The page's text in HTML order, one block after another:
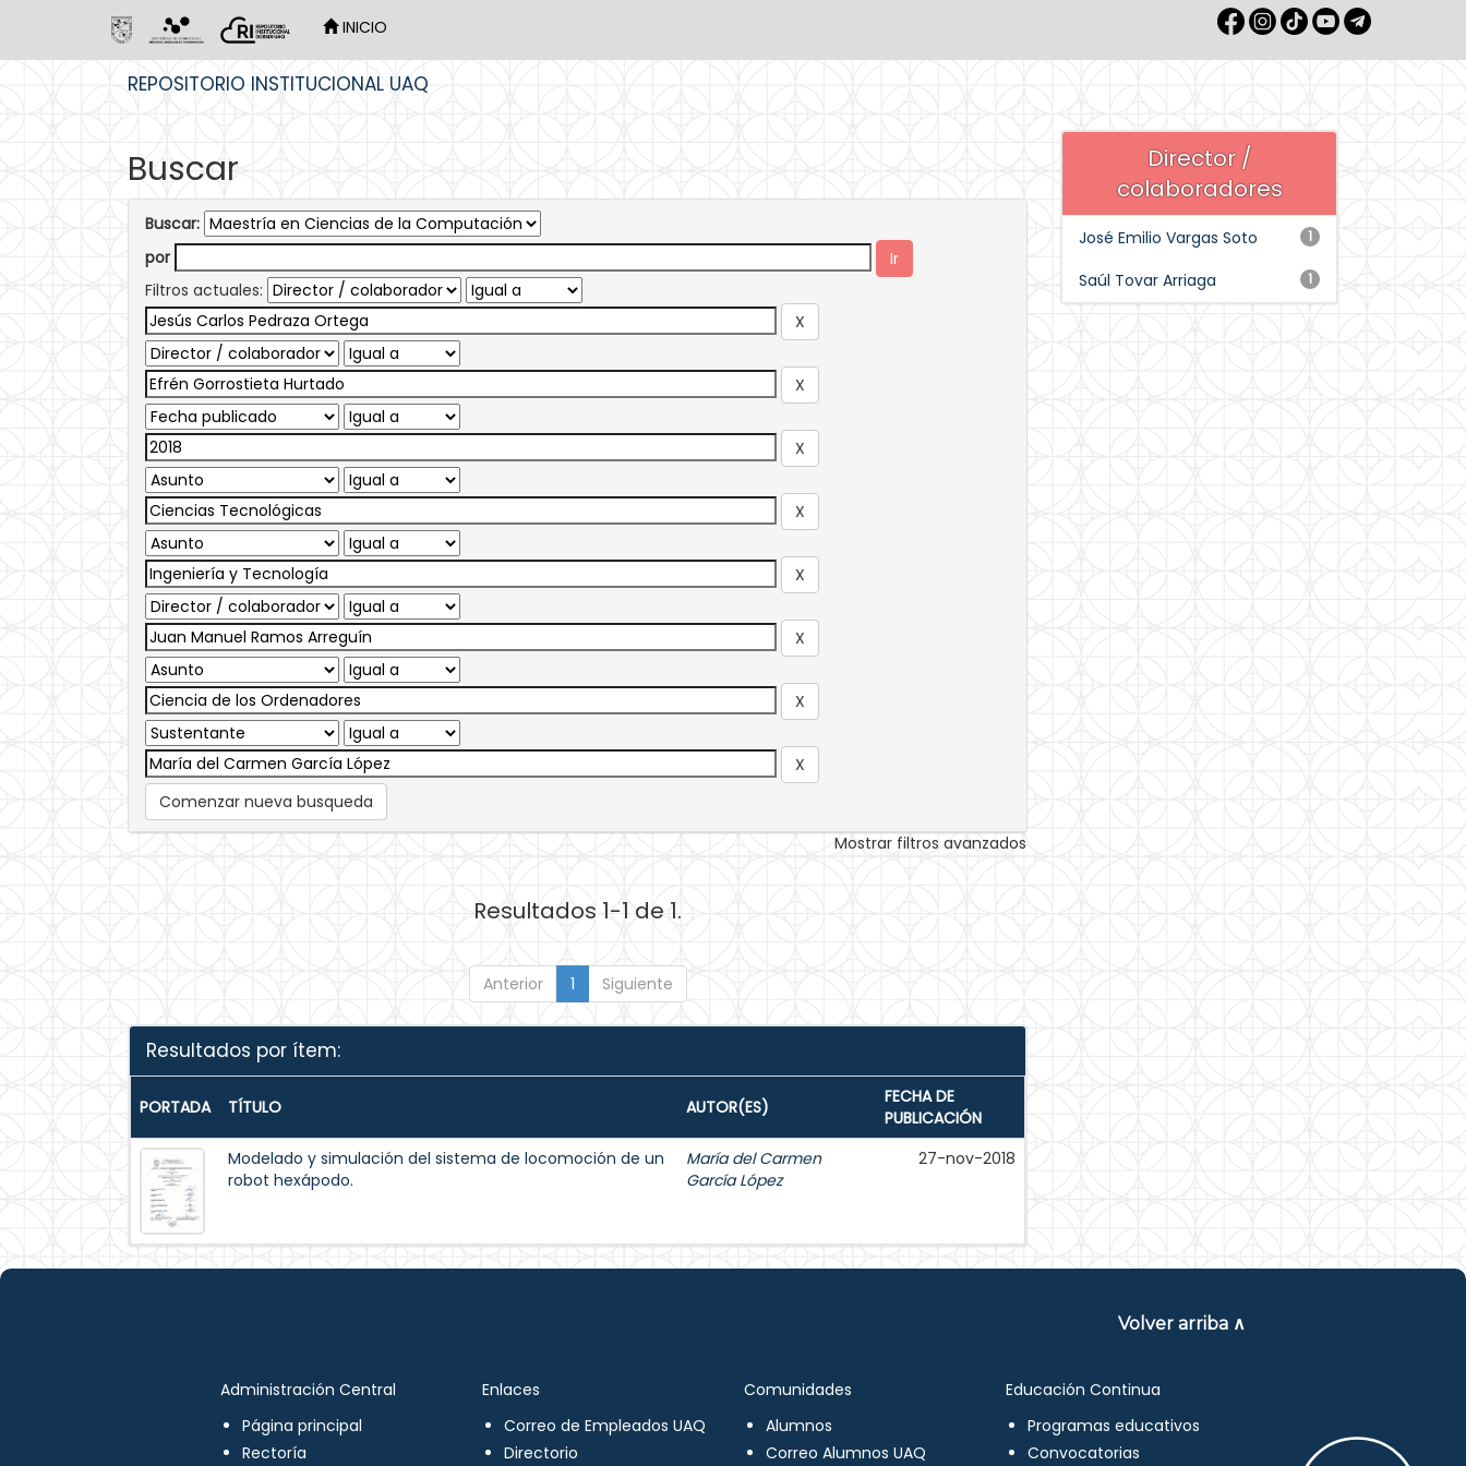
INICIO
REPOSITORIO INSTITUCIONAL UAQ
Buscar
Buscar:
por
Filtros actuales:
Comenzar nueva busqueda
Mostrar filtros avanzados
Resultados 1-1 de 1.
Anterior 1 Siguiente
Resultados por ítem:
PORTADA TÍTULO AUTOR(ES)
FECHA DE
PUBLICACIÓN
Modelado y simulación del sistema de locomoción de un
robot hexápodo.
María del Carmen
García López
27-nov-2018
Director /
colaboradores
1
José Emilio Vargas Soto
1
Saúl Tovar Arriaga
Volver arriba ∧
Administración Central
Página principal
Rectoría
Enlaces
Correo de Empleados UAQ
Directorio
Comunidades
Alumnos
Correo Alumnos UAQ
Educación Continua
Programas educativos
Convocatorias